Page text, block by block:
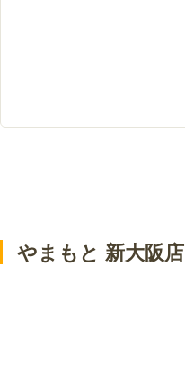
やまもと 新大阪店